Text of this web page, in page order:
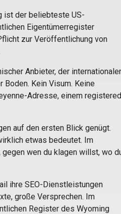
ist der beliebteste US-
Eigentümerregister
zur Veröffentlichung von
Anbieter, der
Boden. Kein Visum. Keine
Adresse, einem registered
auf den ersten Blick genügt.
etwas bedeutet. Im
wen du klagen willst, wo
ihre SEO-Dienstleistungen
große Versprechen. Im
Register des Wyoming